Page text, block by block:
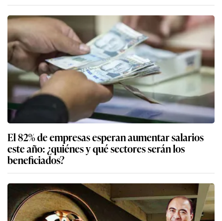
El 82% de empresas esperan aumentar salarios
este año: ¿quiénes y qué sectores serán los
beneficiados?